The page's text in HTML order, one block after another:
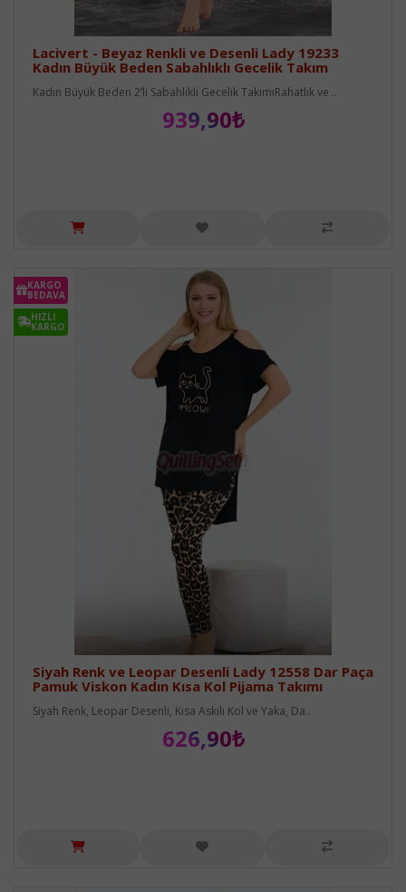
Lacivert - Beyaz Renkli ve Desenli Lady 19233
Kadın Büyük Beden Sabahlıklı Gecelik Takım
Kadın Büyük Beden 2’li Sabahlıklı Gecelik TakımıRahatlık ve ..
939,90₺
KARGO
BEDAVA
HIZLI
KARGO
Siyah Renk ve Leopar Desenli Lady 12558 Dar Paça
Pamuk Viskon Kadın Kısa Kol Pijama Takımı
Siyah Renk, Leopar Desenli, Kısa Askılı Kol ve Yaka, Da..
626,90₺